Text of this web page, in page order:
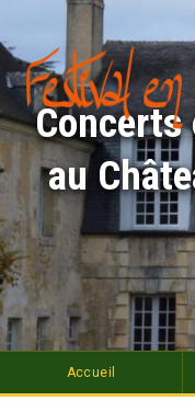
contenu
principal
Accueil
Concerts
au